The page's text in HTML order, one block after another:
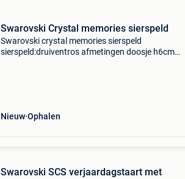
Swarovski Crystal memories sierspeld
Swarovski crystal memories sierspeld
sierspeld:druiventros afmetingen doosje h6cm
Nieuw Ophalen
Swarovski SCS verjaardagstaart met